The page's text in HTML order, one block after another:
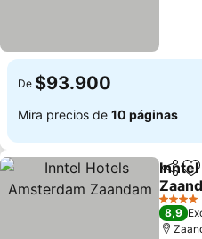
De $93.900
Mira precios de 10 páginas
Ver
4
8,9